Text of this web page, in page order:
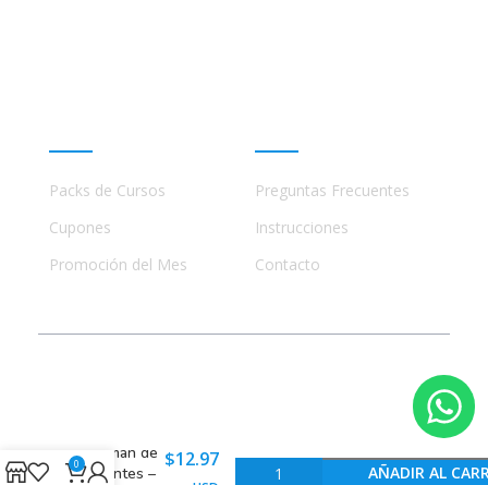
Packs de Cursos
Cupones
Promoción del Mes
Preguntas Frecuentes
Instrucciones
Contacto
El Imán de
Clientes –
$12.97
AÑADIR AL
0